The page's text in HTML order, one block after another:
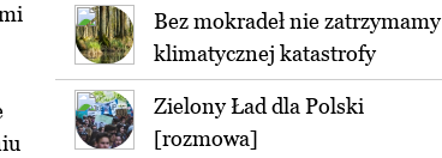
Bez mokradeł nie zatrzymamy
klimatycznej katastrofy
Zielony Ład dla Polski
[rozmowa]